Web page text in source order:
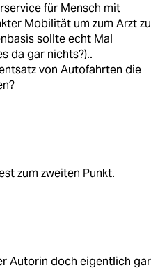
für Mensch mit
Mobilität um zum Arzt zu
sollte echt Mal
da gar nichts?)..
von Autofahrten die
zum zweiten Punkt.
Autorin doch eigentlich gar